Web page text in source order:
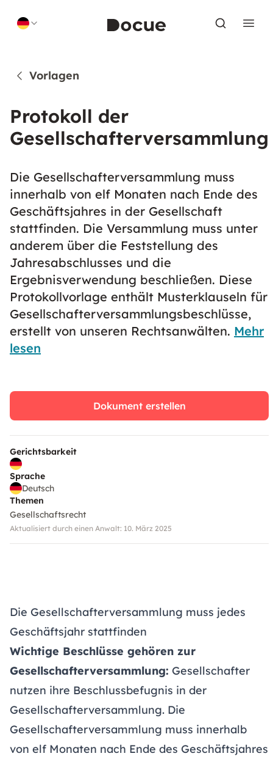
Vorlagen
Protokoll der
Gesellschafterversammlung
Die Gesellschafterversammlung muss
innerhalb von elf Monaten nach Ende des
Geschäftsjahres in der Gesellschaft
stattfinden. Die Versammlung muss unter
anderem über die Feststellung des
Jahresabschlusses und die
Ergebnisverwendung beschließen. Diese
Protokollvorlage enthält Musterklauseln für
Gesellschafterversammlungsbeschlüsse,
erstellt von unseren Rechtsanwälten. Mehr
lesen
Gerichtsbarkeit
Sprache
Deutsch
Themen
Gesellschaftsrecht
Aktualisiert durch einen Anwalt: 10. März 2025
Dokument erstellen
Die Gesellschafterversammlung muss jedes
Geschäftsjahr stattfinden
Wichtige Beschlüsse gehören zur
Gesellschafterversammlung: Gesellschafter
nutzen ihre Beschlussbefugnis in der
Gesellschafterversammlung. Die
Gesellschafterversammlung muss innerhalb
von elf Monaten nach Ende des Geschäftsjahres